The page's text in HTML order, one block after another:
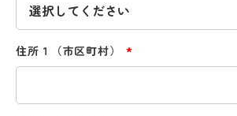
住所１（市区町村）
(必